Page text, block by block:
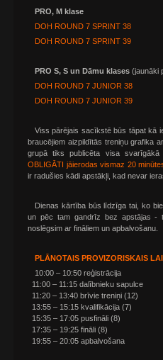
PRO, M klase
DOH ROUND 7 SPRINT 38
DOH ROUND 7 SPRINT 39
PRO S, S un Dāmu klases (jaunāki
DOH ROUND 7 JUNIOR 38
DOH ROUND 7 JUNIOR 39
Viss pārējais sacīkstē būs tāpat kā
braucējiem aizpildītās treniņu grafika
grupā tiks publicēta visa
OBLIGĀTI jāierodas vismaz 20
ir radušies kādi apstākļi, kad nevar
Dienas kārtība būs līdzīga tai, ko
un pēc tam gandrīz bez apstājas -
noslēgsim ar fināliem un apbalvošanu.
PLĀNOTAIS PROVIZORISKAIS
10:00 – 10:50 reģistrācija
11:00 – 11:15 dalībnieku sapulce
11:20 – 13:40 brīvie treniņi (12)
13:55 – 15:15 kvalifikācija (7)
15:35 – 17:05 pusfināli (8)
17:35 – 19:25 fināli (8)
19:55 – 20:05 apbalvošana